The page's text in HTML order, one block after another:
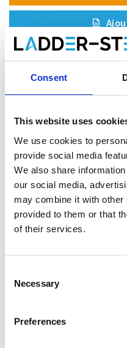
Consent
This website uses
We use cookies to
provide social media
We also share
our social media,
may combine it with other
provided to them or that
of their services.
Selection
Necessary
Preferences
Description
L'échafaudage roulant
System)
répond à la
il est obligatoire de toujours
Les plates-formes
L'échafaudage roulant